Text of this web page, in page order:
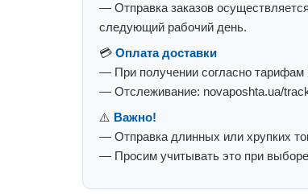
— Отправка заказов
следующий рабочий день.
💳 Оплата доставки
— При получении согласно тарифам
— Отслеживание: novaposhta.ua/
⚠️ Важно!
— Отправка длинных или хрупких
— Просим учитывать это при выборе